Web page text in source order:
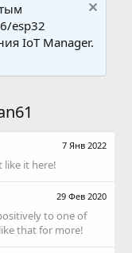
esp32
IoT Manager.
7 Янв 2022
like it here!
29 Фев 2020
to one of
that for more!